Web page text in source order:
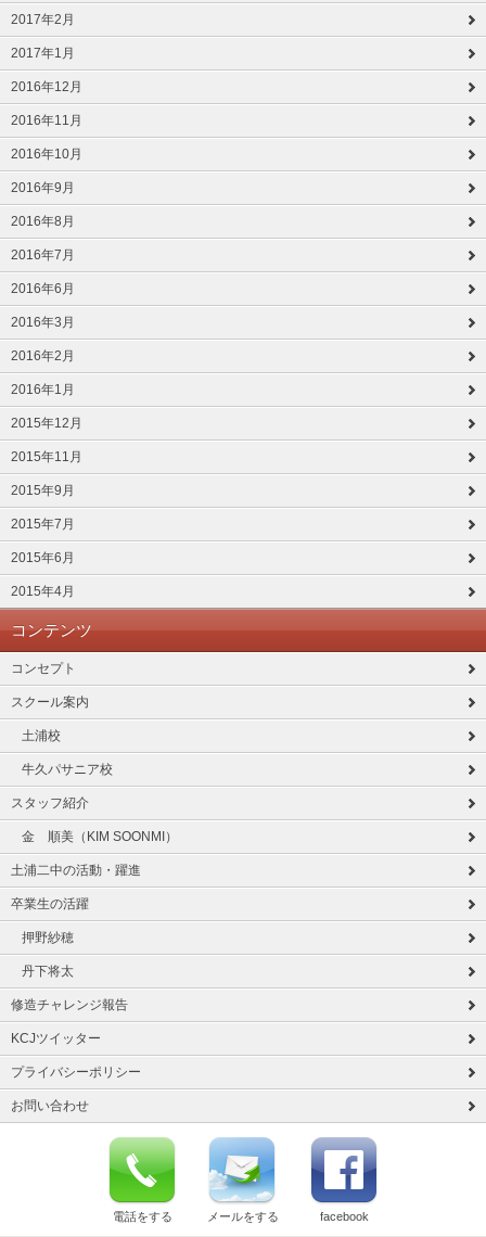
2017年2月
2017年1月
2016年12月
2016年11月
2016年10月
2016年9月
2016年8月
2016年7月
2016年6月
2016年3月
2016年2月
2016年1月
2015年12月
2015年11月
2015年9月
2015年7月
2015年6月
2015年4月
コンテンツ
コンセプト
スクール案内
土浦校
牛久パサニア校
スタッフ紹介
金 順美（KIM SOONMI）
土浦二中の活動・躍進
卒業生の活躍
押野紗穂
丹下将太
修造チャレンジ報告
KCJツイッター
プライバシーポリシー
お問い合わせ
電話をする メールをする facebook